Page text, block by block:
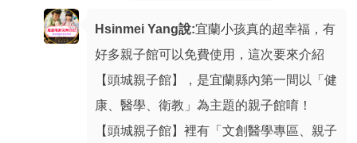
Hsinmei Yang說:宜蘭小孩真的超幸福，有
好多親子館可以免費使用，這次要來介紹
【頭城親子館】，是宜蘭縣內第一間以「健
康、醫學、衛教」為主題的親子館唷！
【頭城親子館】裡有「文創醫學專區、親子